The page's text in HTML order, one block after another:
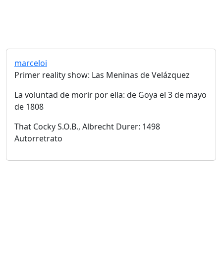
marceloi
Primer reality show: Las Meninas de Velázquez
La voluntad de morir por ella: de Goya el 3 de mayo
de 1808
That Cocky S.O.B., Albrecht Durer: 1498
Autorretrato